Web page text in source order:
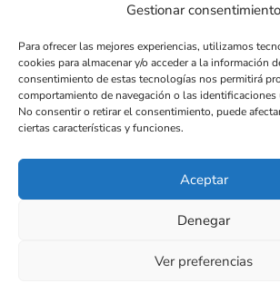
Gestionar consentimiento
Para ofrecer las mejores experiencias, utilizamos
cookies para almacenar y/o acceder a la información
consentimiento de estas tecnologías nos permitirá
comportamiento de navegación o las identificaciones
No consentir o retirar el consentimiento, puede
ciertas características y funciones.
Aceptar
Denegar
Ver preferencias
Diseñada por Juan Antonio
2017
www.seox.es | 656 545 123 |